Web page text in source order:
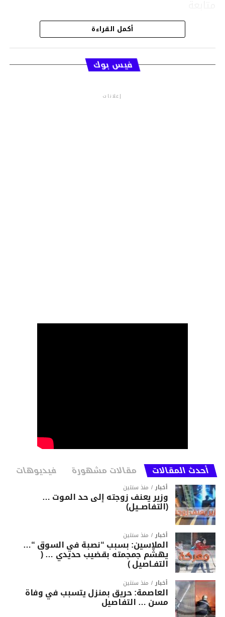
قسم الاخبار
أكمل القراءة
فيس بوك
إعلانات
أحدث المقالات مقالات مشهورة فيديوهات
أخبار منذ سنتين
وزير يعنف زوجته إلى حد الموت …
(التفاصــيل)
أخبار منذ سنتين
الملاسين: بسبب “نصبة في السوق “…
يهشّم جمجمته بقضيب حديدي … (
التفـاصيل )
أخبار منذ سنتين
العاصمة: حريق بمنزل يتسبب في وفاة
مسن … التفاصيل